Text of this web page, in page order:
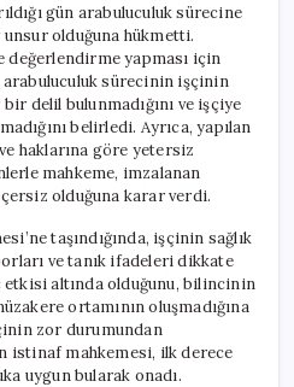
gün arabuluculuk sürecine
olduğuna hükmetti.
değerlendirme yapması için
sürecinin işçinin
delil bulunmadığını ve işçiye
belirledi. Ayrıca, yapılan
haklarına göre yetersiz
mahkeme, imzalanan
olduğuna karar verdi.
taşındığında, işçinin sağlık
ve tanık ifadeleri dikkate
etkisi altında olduğunu, bilincinin
ortamının oluşmadığına
zor durumundan
istinaf mahkemesi, ilk derece
uygun bularak onadı.